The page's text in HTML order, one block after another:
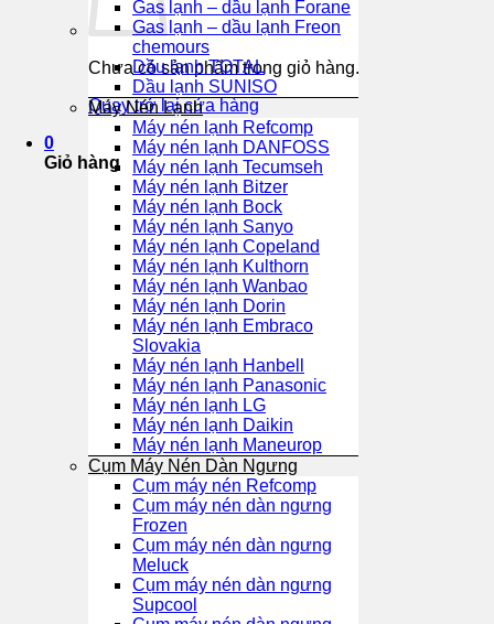
Chưa có sản phẩm trong giỏ hàng.
Quay trở lại cửa hàng
0
Giỏ hàng
Gas lạnh – dầu lạnh Forane
Gas lạnh – dầu lạnh Freon
chemours
Dầu lạnh TOTAL
Dầu lạnh SUNISO
Máy Nén Lạnh
Máy nén lạnh Refcomp
Máy nén lạnh DANFOSS
Máy nén lạnh Tecumseh
Máy nén lạnh Bitzer
Máy nén lạnh Bock
Máy nén lạnh Sanyo
Máy nén lạnh Copeland
Máy nén lạnh Kulthorn
Máy nén lạnh Wanbao
Máy nén lạnh Dorin
Máy nén lạnh Embraco
Slovakia
Máy nén lạnh Hanbell
Máy nén lạnh Panasonic
Máy nén lạnh LG
Máy nén lạnh Daikin
Máy nén lạnh Maneurop
Cụm Máy Nén Dàn Ngưng
Cụm máy nén Refcomp
Cụm máy nén dàn ngưng
Frozen
Cụm máy nén dàn ngưng
Meluck
Cụm máy nén dàn ngưng
Supcool